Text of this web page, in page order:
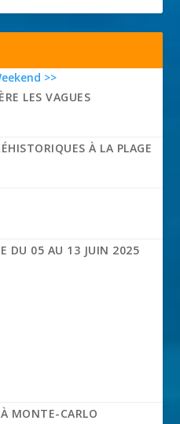
>>
LES VAGUES
À LA PLAGE
DU 05 AU 13 JUIN 2025
MONTE-CARLO